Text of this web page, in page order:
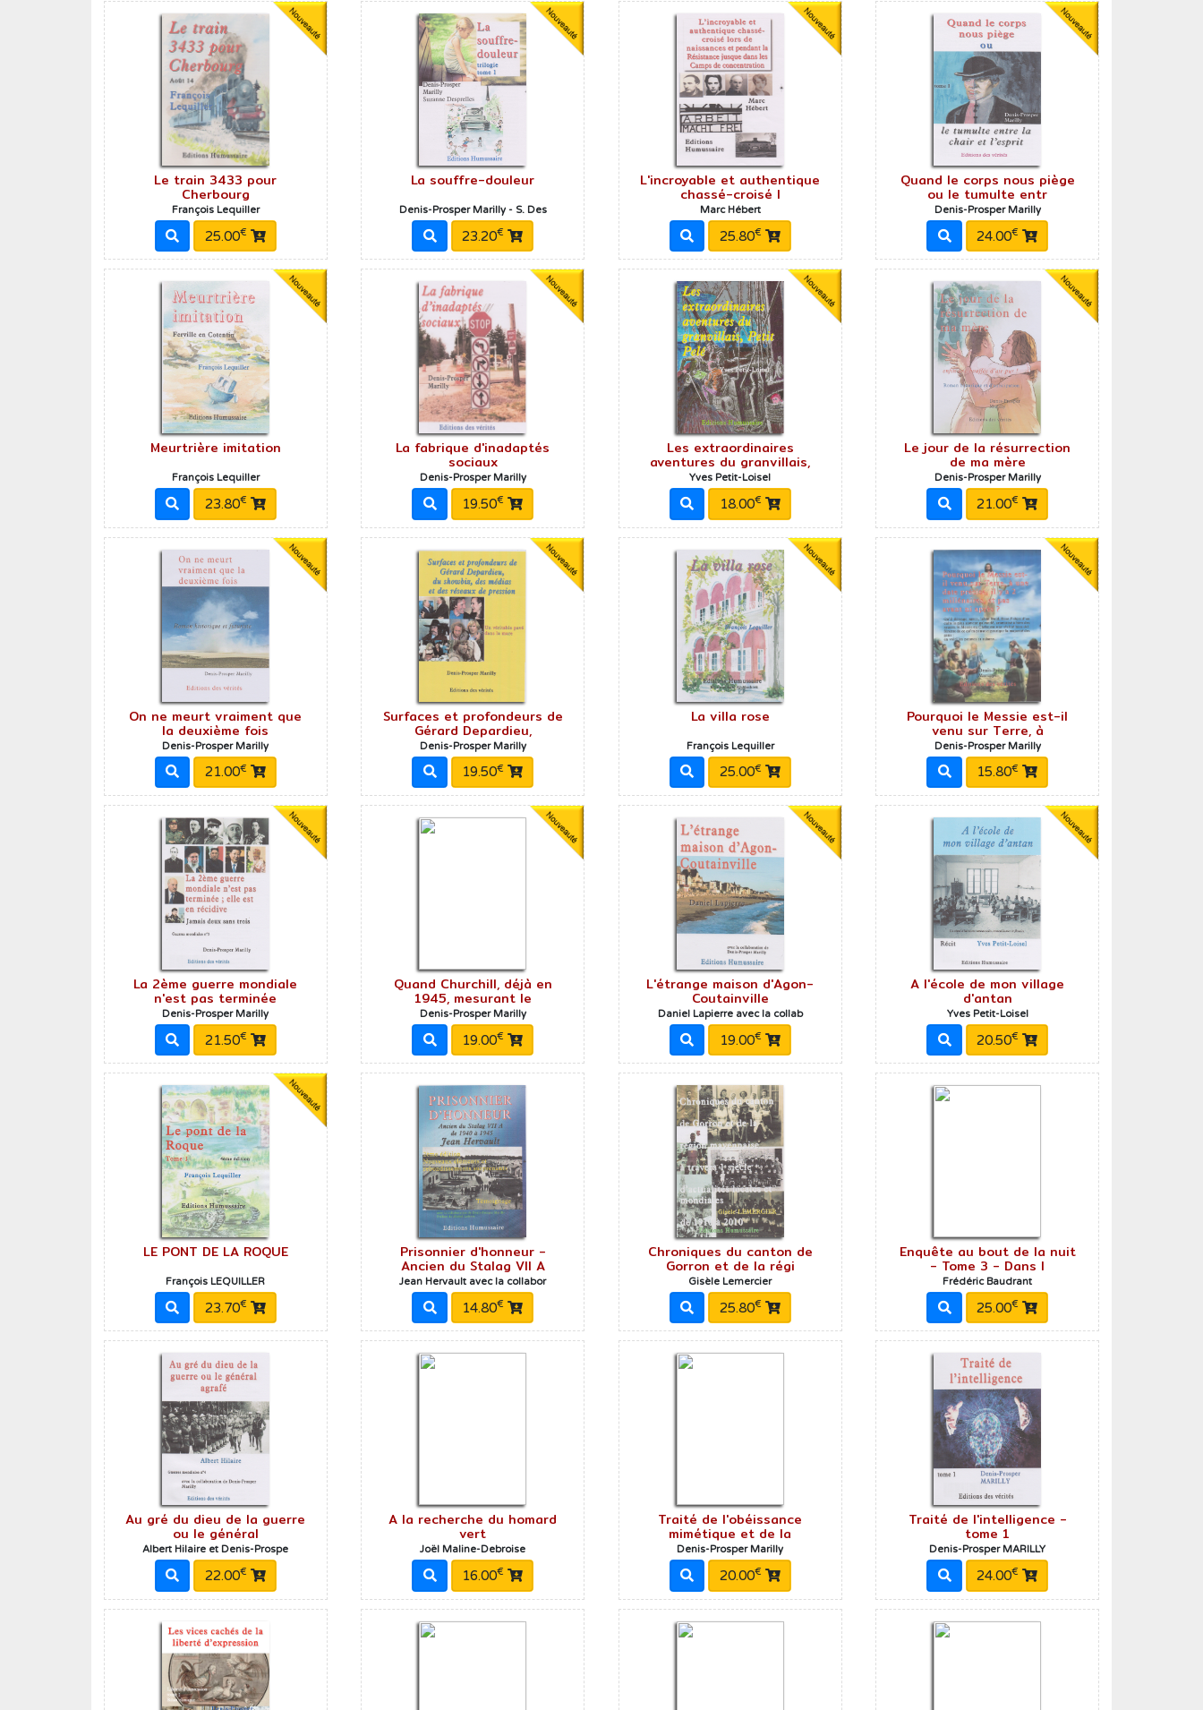
Humour
Normandie
Politique
Presse
Roman historique
Sciences
Sciences humaines
Témoignages
Le train 3433 pour
Cherbourg
François Lequiller
25.00€
La souffre-douleur
Denis-Prosper Marilly - S. Des
23.20€
L'incroyable et authentique
chassé-croisé l
Marc Hébert
25.80€
Quand le corps nous piège
ou le tumulte entr
Denis-Prosper Marilly
24.00€
Meurtrière imitation
François Lequiller
23.80€
La fabrique d'inadaptés
sociaux
Denis-Prosper Marilly
19.50€
Les extraordinaires
aventures du granvillais,
Yves Petit-Loisel
18.00€
Le jour de la résurrection
de ma mère
Denis-Prosper Marilly
21.00€
On ne meurt vraiment que
la deuxième fois
Denis-Prosper Marilly
21.00€
Surfaces et profondeurs de
Gérard Depardieu,
Denis-Prosper Marilly
19.50€
La villa rose
François Lequiller
25.00€
Pourquoi le Messie est-il
venu sur Terre, à
Denis-Prosper Marilly
15.80€
La 2ème guerre mondiale
n'est pas terminée
Denis-Prosper Marilly
21.50€
Quand Churchill, déjà en
1945, mesurant le
Denis-Prosper Marilly
19.00€
L'étrange maison d'Agon-
Coutainville
Daniel Lapierre avec la collab
19.00€
A l'école de mon village
d'antan
Yves Petit-Loisel
20.50€
LE PONT DE LA ROQUE
François LEQUILLER
23.70€
Prisonnier d'honneur -
Ancien du Stalag VII A
Jean Hervault avec la collabor
14.80€
Chroniques du canton de
Gorron et de la régi
Gisèle Lemercier
25.80€
Enquête au bout de la nuit
- Tome 3 - Dans l
Frédéric Baudrant
25.00€
Au gré du dieu de la guerre
ou le général
Albert Hilaire et Denis-Prospe
22.00€
A la recherche du homard
vert
Joël Maline-Debroise
16.00€
Traité de l'obéissance
mimétique et de la
Denis-Prosper Marilly
20.00€
Traité de l'intelligence -
tome 1
Denis-Prosper MARILLY
24.00€